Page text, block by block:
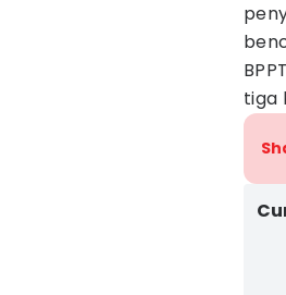
tiga